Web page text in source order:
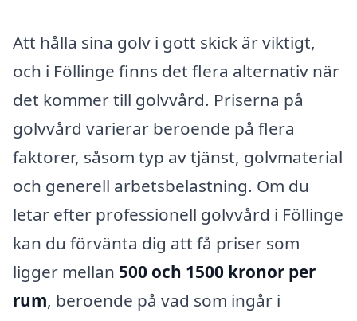
Att hålla sina golv i gott skick är viktigt,
och i Föllinge finns det flera alternativ när
det kommer till golvvård. Priserna på
golvvård varierar beroende på flera
faktorer, såsom typ av tjänst, golvmaterial
och generell arbetsbelastning. Om du
letar efter professionell golvvård i Föllinge
kan du förvänta dig att få priser som
ligger mellan 500 och 1500 kronor per
rum, beroende på vad som ingår i